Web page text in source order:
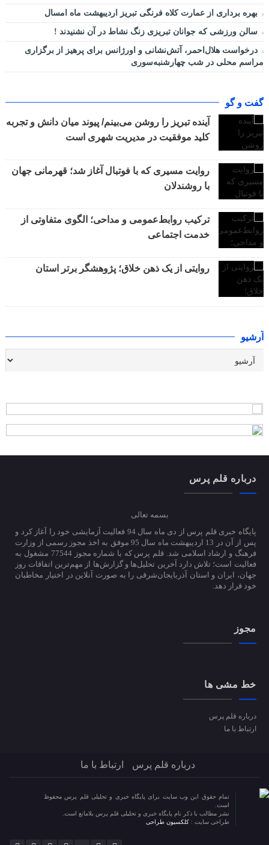
بهره برداری از عمارت کلاه فرنگی تبریز اردیبهشت ماه امسال
سالن ورزشی که جوانان تبریزی زنگ نشاط در آن نشنیدند !
درخواست هلال‌احمر، آتش‌نشانی و اورژانس برای پرهیز از برگزاری
مراسم محلی در شب چهارشنبه‌سوری
گفت و گو
آینده تبریز را روشن می‌بینم/ پیوند میان دانش و تجربه
کلید موفقیت در مدیریت شهری است
روایت مسیری که با فوتبال آغاز شد؛ قهرمانی جهان
با روشندلان
ترکیب روابط‌عمومی و مداحی؛ الگوی متفاوتی از
خدمت اجتماعی
روایتی از یک ذهن خلاق؛ پژوهشگر برتر استان
آرشیو
درباره قلم پرس
بسمه تعالی
پایگاه خبری قلم پرس از دی ماه سال 94 فعالیت آزمایشی خود را آغاز کرد و
پس از آن در 13 اردیبهشت ماه سال 95 موفق به اخذ مجوز رسمی از وزارت
فرهنگ و ارشاد اسلامی شد. قلم پرس که با شماره مجوز 77544 مشغول به
فعالیت است؛ تلاش دارد آخرین تحلیل‌ها و گزارش‌ها از مهم‌ترین اتفاقات روز
جهان، ایران و استان آذربایجان‌شرقی را به صورت آنلاین در اختیار مخاطبان
خود قرار دهد.
مجوز
خط مشی ها
درباره قلم پرس
ارتباط با ما
درباره قلم پرس ارتباط با ما
تمام حقوق این وب سایت برای پایگاه خبری و تحلیلی قلم پرس محفوظ
است.
نشر مطالب با ذکر نام پایگاه خبری و تحلیلی قلم پرس بلامانع است.
طراحی سایت : کلکسیون طراحی